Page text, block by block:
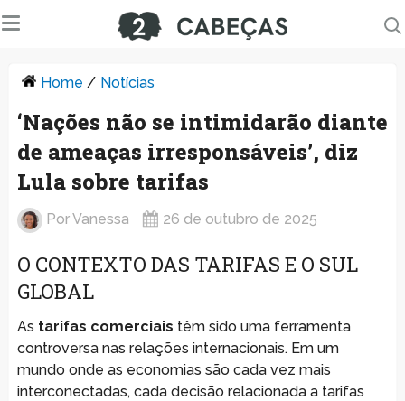
Home / Notícias
‘Nações não se intimidarão diante
de ameaças irresponsáveis’, diz
Lula sobre tarifas
PorVanessa 26 de outubro de 2025
O CONTEXTO DAS TARIFAS E O SUL
GLOBAL
As tarifas comerciais têm sido uma ferramenta
controversa nas relações internacionais. Em um
mundo onde as economias são cada vez mais
interconectadas, cada decisão relacionada a tarifas